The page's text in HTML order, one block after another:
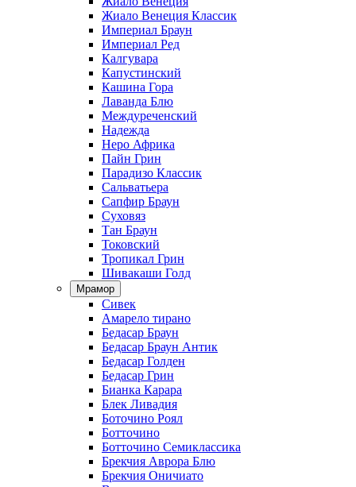
Жиало Венеция Классик
Империал Браун
Империал Ред
Калгувара
Капустинский
Кашина Гора
Лаванда Блю
Междуреченский
Надежда
Неро Африка
Пайн Грин
Парадизо Классик
Сальватьера
Сапфир Браун
Суховяз
Тан Браун
Токовский
Тропикал Грин
Шивакаши Голд
Мрамор
Сивек
Амарело тирано
Бедасар Браун
Бедасар Браун Антик
Бедасар Голден
Бедасар Грин
Бианка Карара
Блек Ливадия
Боточино Роял
Ботточино
Ботточино Семиклассика
Брекчия Аврора Блю
Брекчия Оничиато